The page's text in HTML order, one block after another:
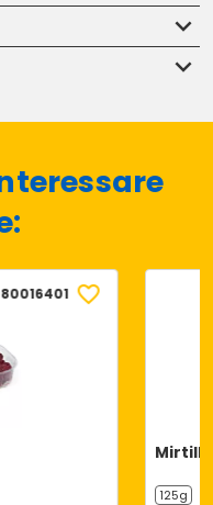
Mirtilli
125g